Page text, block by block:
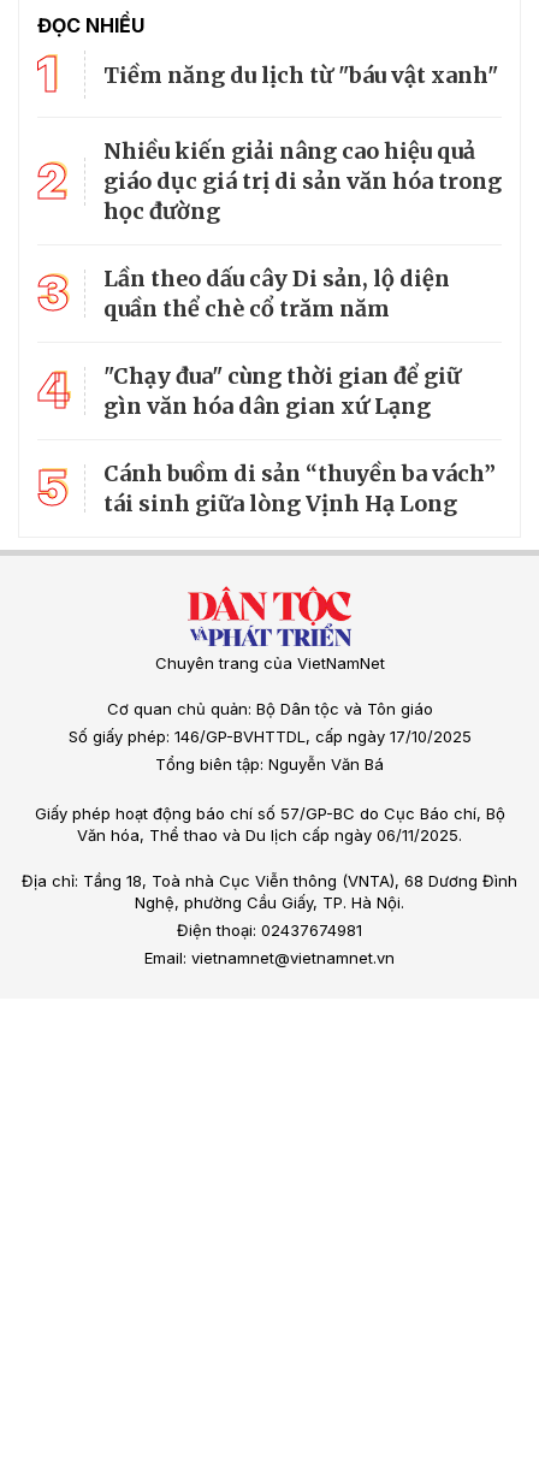
ĐỌC NHIỀU
1 Tiềm năng du lịch từ "báu vật xanh"
2
Nhiều kiến giải nâng cao hiệu quả
giáo dục giá trị di sản văn hóa trong
học đường
3
Lần theo dấu cây Di sản, lộ diện
quần thể chè cổ trăm năm
4
"Chạy đua" cùng thời gian để giữ
gìn văn hóa dân gian xứ Lạng
5
Cánh buồm di sản “thuyền ba vách”
tái sinh giữa lòng Vịnh Hạ Long
Chuyên trang của VietNamNet
Cơ quan chủ quản: Bộ Dân tộc và Tôn giáo
Số giấy phép: 146/GP-BVHTTDL, cấp ngày 17/10/2025
Tổng biên tập: Nguyễn Văn Bá
Giấy phép hoạt động báo chí số 57/GP-BC do Cục Báo chí, Bộ
Văn hóa, Thể thao và Du lịch cấp ngày 06/11/2025.
Địa chỉ: Tầng 18, Toà nhà Cục Viễn thông (VNTA), 68 Dương Đình
Nghệ, phường Cầu Giấy, TP. Hà Nội.
Điện thoại: 02437674981
Email: vietnamnet@vietnamnet.vn